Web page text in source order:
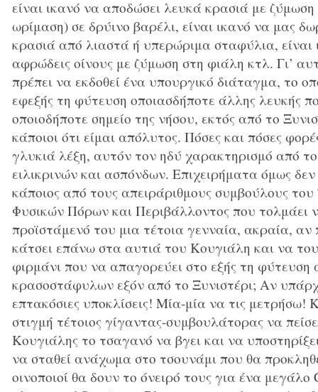
είναι ικανό να αποδώσει λευκά κρασιά με
ωρίμαση) σε δρύινο βαρέλι, είναι ικανό να μας
κρασιά από λιαστά ή υπερώριμα σταφύλια, είναι
αφρώδεις οίνους με ζύμωση στη φιάλη κτλ. Γι’
πρέπει να εκδοθεί ένα υπουργικό διάταγμα, το
εφεξής τη φύτευση οποιασδήποτε άλλης λευκής
οποιοδήποτε σημείο της νήσου, εκτός από το
κάποιοι ότι είμαι απόλυτος. Πόσες και πόσες
γλυκιά λέξη, αυτόν τον ηδύ χαρακτηρισμό από
ειλικρινών και ασπόνδων. Επιχειρήματα όμως
κάποιος από τους απειράριθμους συμβούλους
Φυσικών Πόρων και Περιβάλλοντος που τολμάει
προϊστάμενό του μια τέτοια γενναία, ακραία,
κάτσει επάνω στα αυτιά του Κουγιάλη και να
φιρμάνι που να απαγορεύει στο εξής τη
κρασοστάφυλων εξόν από το Ξυνιστέρι; Αν
επτακόσιες υποκλίσεις! Μία-μία να τις μετρήσω!
στιγμή τέτοιος γίγαντας-συμβουλάτορας να
Κουγιάλης το τσαγανό να βγει και να
να σταθεί ανάχωμα στο τσουνάμι που θα
οινοποιοί θα δουν το όνειρό τους για ένα μεγάλο